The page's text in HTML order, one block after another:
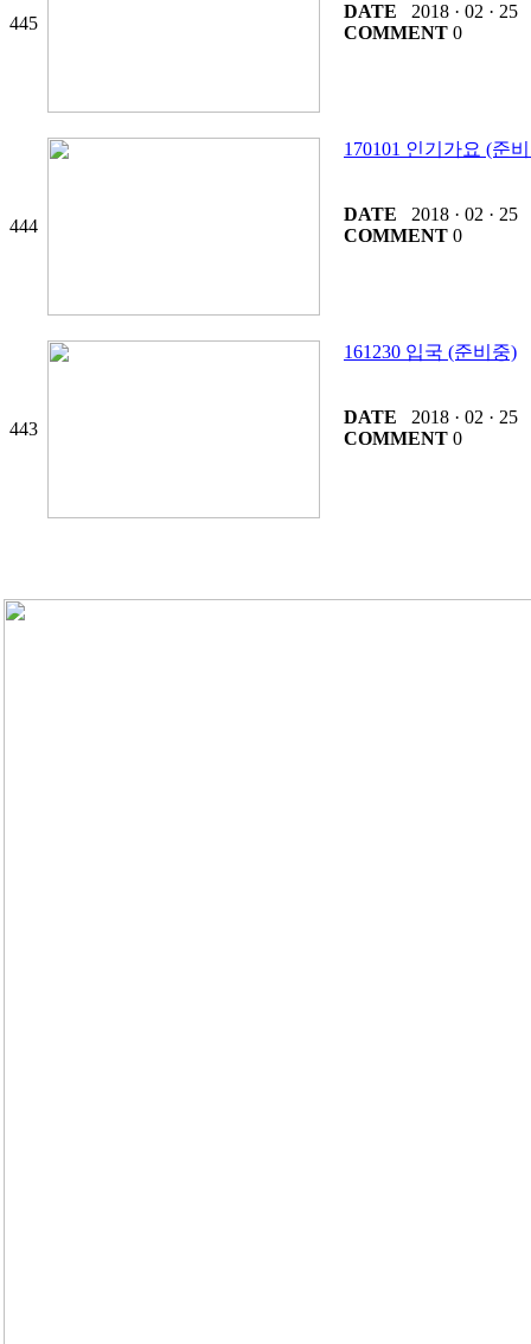
445
DATE 2018 · 02 · 25
COMMENT 0
444
170101 인기가요 (준
DATE 2018 · 02 · 25
COMMENT 0
443
161230 입국 (준비중)
DATE 2018 · 02 · 25
COMMENT 0